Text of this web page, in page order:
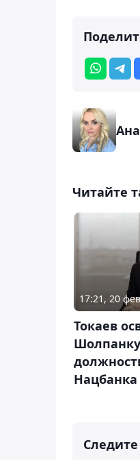
Читайте
17:21, 20
Токаев
Нацбанка